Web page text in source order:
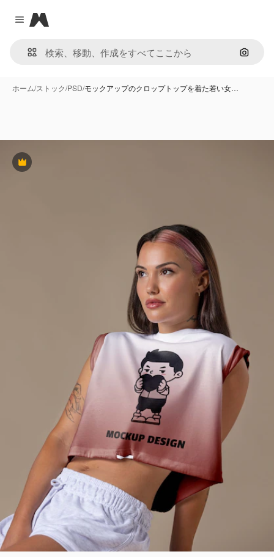
Close menu
Magnific
画像で
ホーム/ストック/PSD/モックアップのクロップトップを着た若い女…
Premium